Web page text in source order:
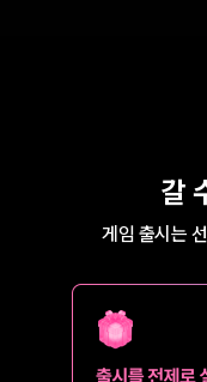
갈
게임 출시는